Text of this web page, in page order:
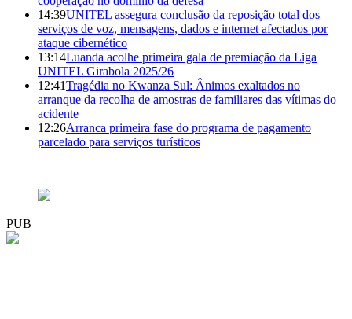
14:39UNITEL assegura conclusão da reposição total dos
serviços de voz, mensagens, dados e internet afectados por
ataque cibernético
13:14Luanda acolhe primeira gala de premiação da Liga
UNITEL Girabola 2025/26
12:41Tragédia no Kwanza Sul: Ânimos exaltados no
arranque da recolha de amostras de familiares das vítimas do
acidente
12:26Arranca primeira fase do programa de pagamento
parcelado para serviços turísticos
PUB